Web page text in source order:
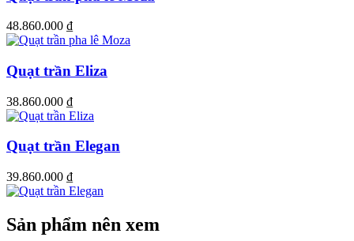
Đèn chùm kèmquạt pha lê
một chiếc đèn chùm sống động, lôi cuốn, lấp đầy không gian nội
thất với cá tính và sự tinh tế trang nhã, khiến món đồ này trở thành
48.860.000 ₫
Quạt trần Eliza
38.860.000 ₫
Quạt trần Elegan
39.860.000 ₫
Sản phẩm nên xem